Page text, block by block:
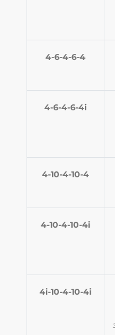
4-6-4-6-4
4-6-4-6-4i
4-10-4-10-4
4-10-4-10-4i
4i-10-4-10-4i